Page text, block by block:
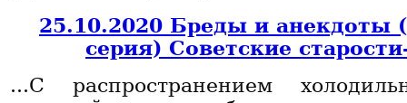
25.10.2020 Бреды и анекдоты
серия) Советские
...С распространением